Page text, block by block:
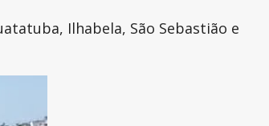
Ilhabela, São Sebastião e